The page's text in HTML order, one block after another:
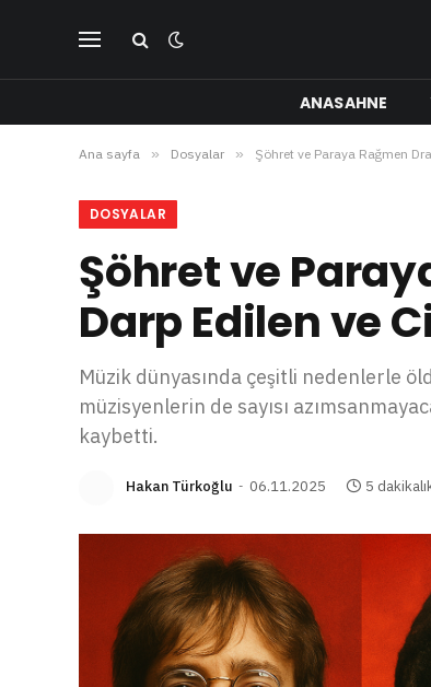
ANASAHNE
Ana sayfa » Dosyalar » Şöhret ve Paraya Rağmen
DOSYALAR
Şöhret ve
Darp Edilen ve
Müzik dünyasında çeşitli nedenlerle
müzisyenlerin de sayısı
kaybetti.
Hakan Türkoğlu 06.11.2025 5